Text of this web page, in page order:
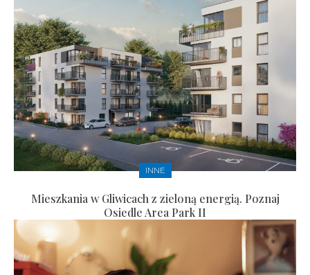
INNE
Mieszkania w Gliwicach z zieloną energią. Poznaj
Osiedle Area Park II